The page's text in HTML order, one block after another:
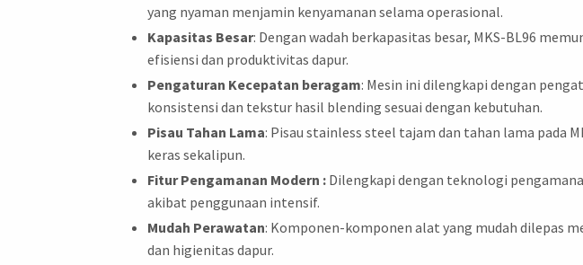
yang nyaman menjamin kenyamanan selama operasional.
Kapasitas Besar: Dengan wadah berkapasitas besar, MKS-BL96
efisiensi dan produktivitas dapur.
Pengaturan Kecepatan beragam: Mesin ini dilengkapi dengan
konsistensi dan tekstur hasil blending sesuai dengan kebutuhan.
Pisau Tahan Lama: Pisau stainless steel tajam dan tahan lama pada
keras sekalipun.
Fitur Pengamanan Modern : Dilengkapi dengan teknologi
akibat penggunaan intensif.
Mudah Perawatan: Komponen-komponen alat yang mudah dilepas
dan higienitas dapur.